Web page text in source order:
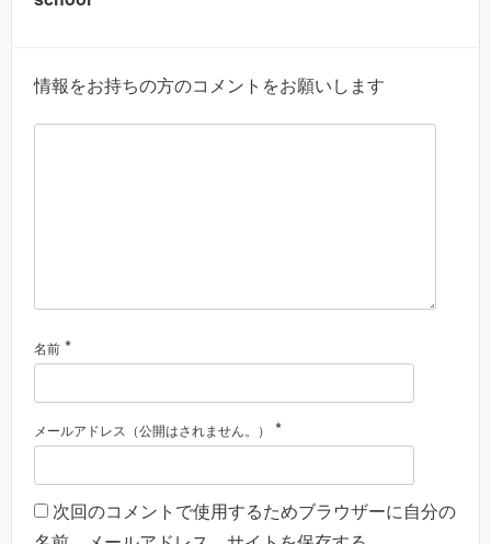
情報をお持ちの方のコメントをお願いします
名前 *
メールアドレス（公開はされません。） *
次回のコメントで使用するためブラウザーに自分の